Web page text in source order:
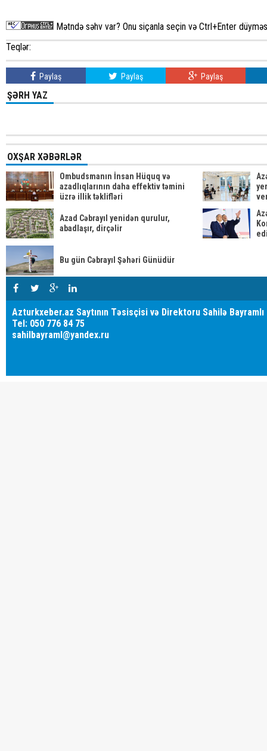
Mətndə səhv var? Onu siçanla seçin və Ctrl+Enter
Teqlər:
Paylaş Paylaş Paylaş
ŞƏRH YAZ
OXŞAR XƏBƏRLƏR
Ombudsmanın İnsan Hüquq və
azadlıqlarının daha effektiv təmini
üzrə illik təklifləri
Azad Cəbrayıl yenidən qurulur,
abadlaşır, dirçəlir
Bu gün Cəbrayıl Şəhəri Günüdür
Azturkxeber.az Saytının Təsisçisi və Direktoru Sahilə Bayramlı
Tel: 050 776 84 75
sahilbayraml@yandex.ru